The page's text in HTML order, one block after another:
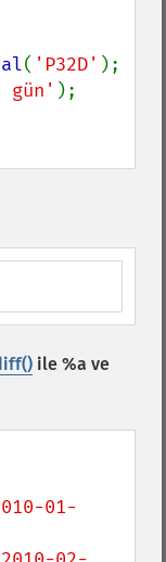
( 'P32D' );
gün' );
ile %a ve
01-